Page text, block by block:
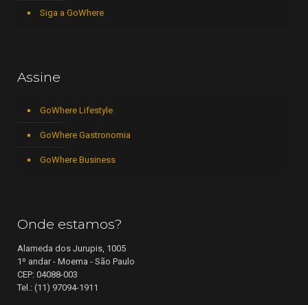
Siga a GoWhere
Assine
GoWhere Lifestyle
GoWhere Gastronomia
GoWhere Business
Onde estamos?
Alameda dos Jurupis, 1005
1º andar - Moema - São Paulo
CEP: 04088-003
Tel.: (11) 97094-1911